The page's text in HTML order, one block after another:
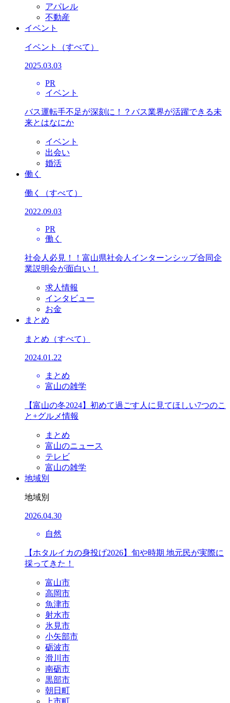
アパレル
不動産
イベント
イベント （すべて）
2025.03.03
PR
イベント
バス運転手不足が深刻に！？バス業界が活躍できる未
来とはなにか
イベント
出会い
婚活
働く
働く （すべて）
2022.09.03
PR
働く
社会人必見！！富山県社会人インターンシップ合同企
業説明会が面白い！
求人情報
インタビュー
お金
まとめ
まとめ （すべて）
2024.01.22
まとめ
富山の雑学
【富山の冬2024】初めて過ごす人に見てほしい7つのこ
と+グルメ情報
まとめ
富山のニュース
テレビ
富山の雑学
地域別
地域別
2026.04.30
自然
【ホタルイカの身投げ2026】旬や時期 地元民が実際に
採ってきた！
富山市
高岡市
魚津市
射水市
氷見市
小矢部市
砺波市
滑川市
南砺市
黒部市
朝日町
上市町